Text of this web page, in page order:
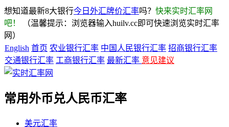
想知道最新8大银行今日外汇牌价汇率吗？ 快来实时汇率网
吧！
（温馨提示：浏览器输入huilv.cc即可快速浏览实时汇率
网）
English 首页 农业银行汇率 中国人民银行汇率 招商银行汇率
交通银行汇率 工商银行汇率 最新汇率 意见建议
常用外币兑人民币汇率
美元汇率